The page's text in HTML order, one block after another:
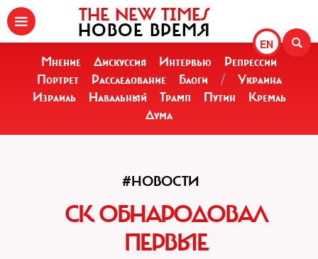
EN
THE NEW TIMES
НОВОЕ ВРЕМЯ
Мнение Дискуссия Интервью
Репрессии
Портрет
Расследование Блоги /
Украина
Израиль
Навальный Трамп Путин
Кремль
Дума
#НОВОСТИ
СК ОБНАРОДОВАЛ
ПЕРВЫЕ